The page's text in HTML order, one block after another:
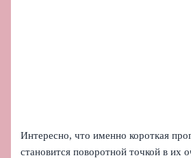
Интересно, что именно короткая
становится поворотной точкой в их